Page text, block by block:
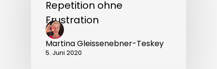
Repetition ohne
Frustration
Martina Gleissenebner-Teskey
5. Juni 2020